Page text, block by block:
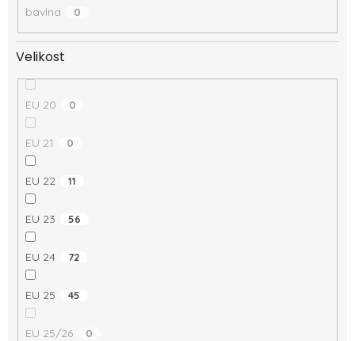
bavlna 0
Velikost
EU 20 0
EU 21 0
EU 22 11
EU 23 56
EU 24 72
EU 25 45
EU 25/26 0